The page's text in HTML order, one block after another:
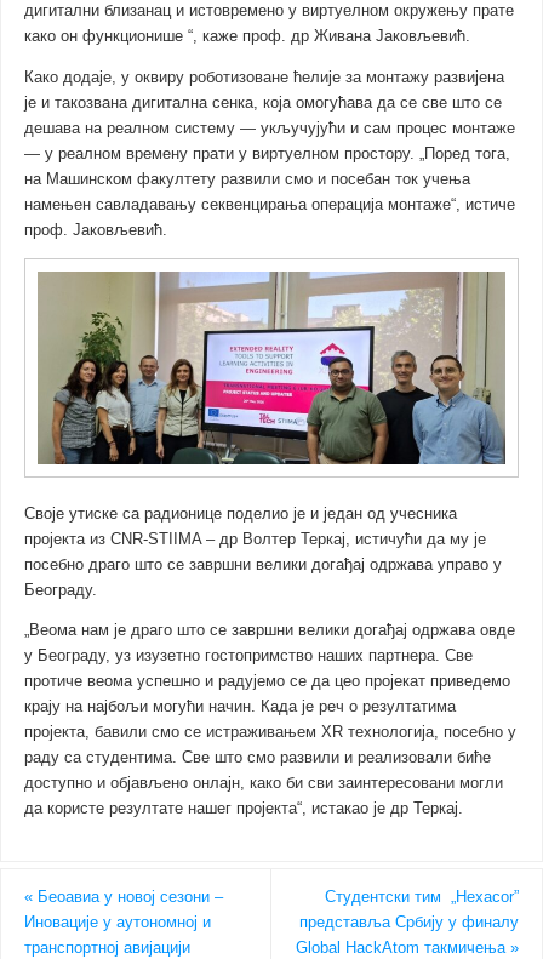
дигитални близанац и истовремено у виртуелном окружењу прате
како он функционише “, каже проф. др Живана Јаковљевић.
Како додаје, у оквиру роботизоване ћелије за монтажу развијена
је и такозвана дигитална сенка, која омогућава да се све што се
дешава на реалном систему — укључујући и сам процес монтаже
— у реалном времену прати у виртуелном простору. „Поред тога,
на Машинском факултету развили смо и посебан ток учења
намењен савладавању секвенцирања операција монтаже“, истиче
проф. Јаковљевић.
Своје утиске са радионице поделио је и један од учесника
пројекта из CNR-STIIMA – др Волтер Теркај, истичући да му је
посебно драго што се завршни велики догађај одржава управо у
Београду.
„Веома нам је драго што се завршни велики догађај одржава овде
у Београду, уз изузетно гостопримство наших партнера. Све
протиче веома успешно и радујемо се да цео пројекат приведемо
крају на најбољи могући начин. Када је реч о резултатима
пројекта, бавили смо се истраживањем XR технологија, посебно у
раду са студентима. Све што смо развили и реализовали биће
доступно и објављено онлајн, како би сви заинтересовани могли
да користе резултате нашег пројекта“, истакао је др Теркај.
«Беоавиа у новој сезони –
Иновације у аутономној и
транспортној авијацији
Студентски тим „Hexacor”
представља Србију у финалу
Global HackAtom такмичења»